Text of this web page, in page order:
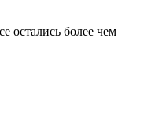
остались более чем